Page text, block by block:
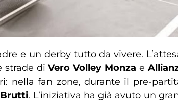
e un derby tutto da vivere.
strade diVero Volley Monza e
nella fan zone, durante il pre-
. L’iniziativa ha già avuto un